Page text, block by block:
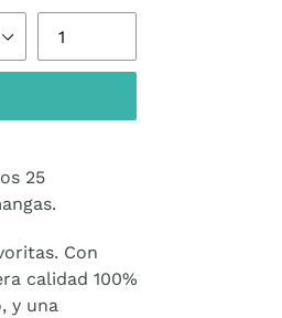
25
Con
calidad 100%
y una